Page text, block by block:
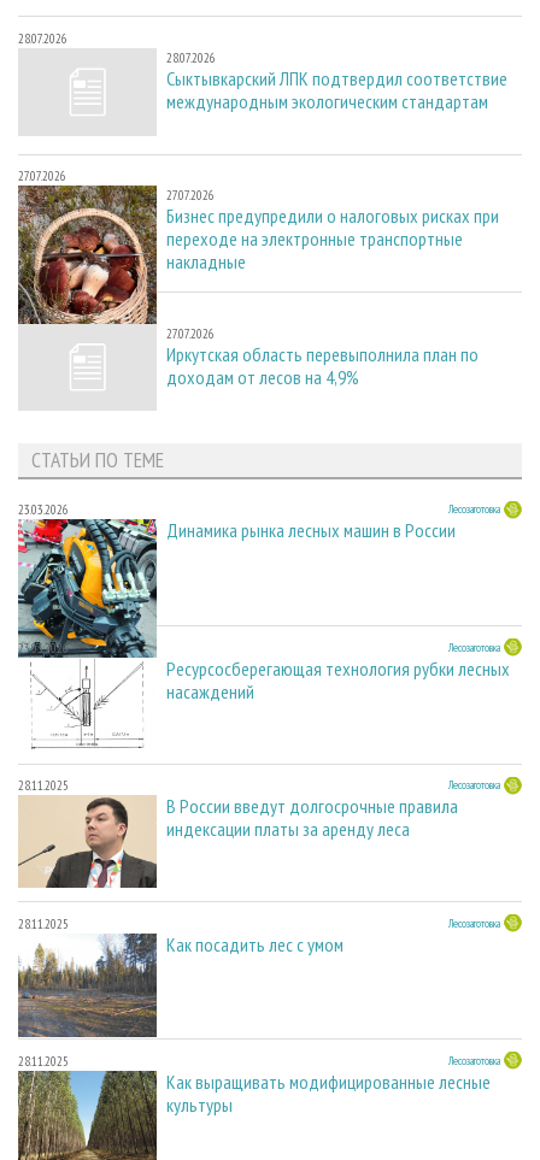
28.07.2026
28.07.2026
Сыктывкарский ЛПК подтвердил соответствие
международным экологическим стандартам
27.07.2026
27.07.2026
Бизнес предупредили о налоговых рисках при
переходе на электронные транспортные
накладные
27.07.2026
27.07.2026
Иркутская область перевыполнила план по
доходам от лесов на 4,9%
СТАТЬИ ПО ТЕМЕ
23.03.2026 Лесозаготовка
Динамика рынка лесных машин в России
23.03.2026 Лесозаготовка
Ресурсосберегающая технология рубки лесных
насаждений
28.11.2025 Лесозаготовка
В России введут долгосрочные правила
индексации платы за аренду леса
28.11.2025 Лесозаготовка
Как посадить лес с умом
28.11.2025 Лесозаготовка
Как выращивать модифицированные лесные
культуры